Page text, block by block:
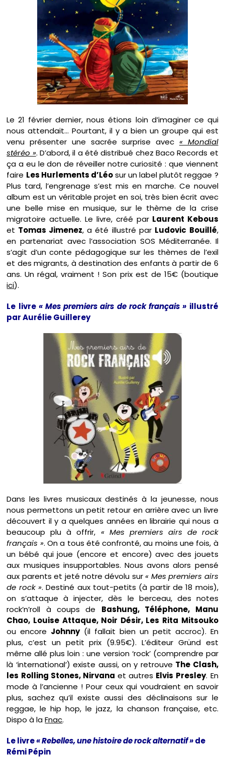
Le 21 février dernier, nous étions loin d’imaginer ce qui
nous attendait… Pourtant, il y a bien un groupe qui est
venu présenter une sacrée surprise avec « Mondial
stéréo ». D’abord, il a été distribué chez Baco Records et
ça a eu le don de réveiller notre curiosité : que viennent
faire Les Hurlements d’Léosur un label plutôt reggae ?
Plus tard, l’engrenage s’est mis en marche. Ce nouvel
album est un véritable projet en soi, très bien écrit avec
une belle mise en musique, sur le thème de la crise
migratoire actuelle. Le livre, créé parLaurent Kebous
et Tomas Jimenez, a été illustré par Ludovic Bouillé,
en partenariat avec l’association SOS Méditerranée. Il
s’agit d’un conte pédagogique sur les thèmes de l’exil
et des migrants, à destination des enfants à partir de 6
ans. Un régal, vraiment ! Son prix est de 15€ (boutique
ici).
Le livre « Mes premiers airs de rock français » illustré
par Aurélie Guillerey
Dans les livres musicaux destinés à la jeunesse, nous
nous permettons un petit retour en arrière avec un livre
découvert il y a quelques années en librairie qui nous a
beaucoup plu à offrir, « Mes premiers airs de rock
français ». On a tous été confronté, au moins une fois, à
un bébé qui joue (encore et encore) avec des jouets
aux musiques insupportables. Nous avons alors pensé
aux parents et jeté notre dévolu sur« Mes premiers airs
de rock ». Destiné aux tout-petits (à partir de 18 mois),
on s’attaque à injecter, dès le berceau, des notes
rock’n’roll à coups de Bashung, Téléphone, Manu
Chao, Louise Attaque, Noir Désir, Les Rita Mitsouko
ou encore Johnny(il fallait bien un petit accroc). En
plus, c’est un petit prix (9.95€). L’éditeur Gründ est
même allé plus loin : une version ‘rock’ (comprendre par
là ‘international’) existe aussi, on y retrouve The Clash,
les Rolling Stones, Nirvana et autres Elvis Presley. En
mode à l’ancienne ! Pour ceux qui voudraient en savoir
plus, sachez qu’il existe aussi des déclinaisons sur le
reggae, le hip hop, le jazz, la chanson française, etc.
Dispo à laFnac.
Le livre« Rebelles, une histoire de rock alternatif »de
Rémi Pépin